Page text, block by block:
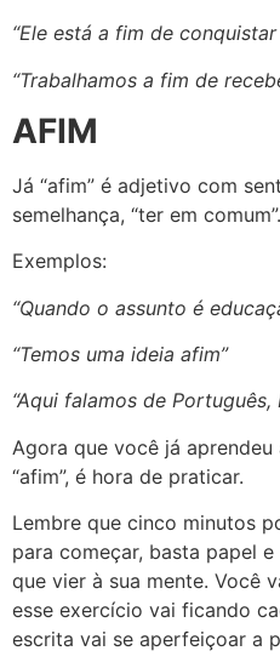
“Ele está a fim de conquistar
“Trabalhamos a fim de
AFIM
Já “afim” é adjetivo com
semelhança, “ter em comum”.
Exemplos:
“Quando o assunto é
“Temos uma ideia afim”
“Aqui falamos de
Agora que você já aprendeu
“afim”, é hora de praticar.
Lembre que cinco minutos
para começar, basta papel
que vier à sua mente. Você
esse exercício vai ficando
escrita vai se aperfeiçoar a